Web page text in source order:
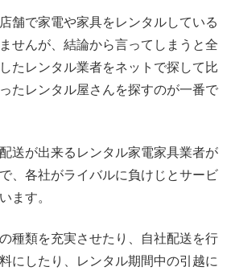
舗で家電や家具をレンタルしている
せんが、結論から言ってしまうと全
たレンタル業者をネットで探して比
たレンタル屋さんを探すのが一番で
送が出来るレンタル家電家具業者が
、各社がライバルに負けじとサービ
ます。
種類を充実させたり、自社配送を行
にしたり、レンタル期間中の引越に